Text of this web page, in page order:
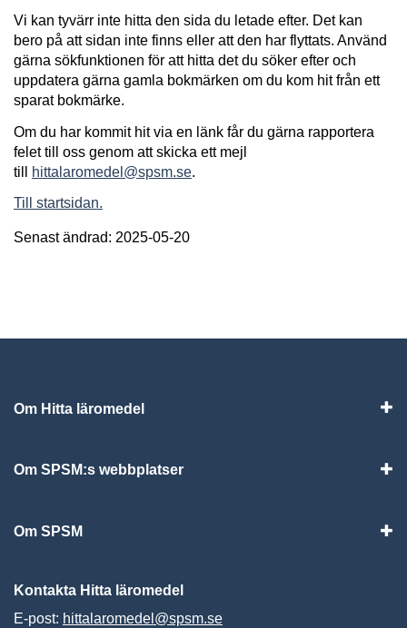
Vi kan tyvärr inte hitta den sida du letade efter. Det kan
bero på att sidan inte finns eller att den har flyttats. Använd
gärna sökfunktionen för att hitta det du söker efter och
uppdatera gärna gamla bokmärken om du kom hit från ett
sparat bokmärke.
Om du har kommit hit via en länk får du gärna rapportera
felet till oss genom att skicka ett mejl
till
hittalaromedel@spsm.se.
Till startsidan.
Senast ändrad: 2025-05-20
Om Hitta läromedel
Om SPSM:s webbplatser
Om SPSM
Kontakta Hitta läromedel
E-post: hittalaromedel@spsm.se